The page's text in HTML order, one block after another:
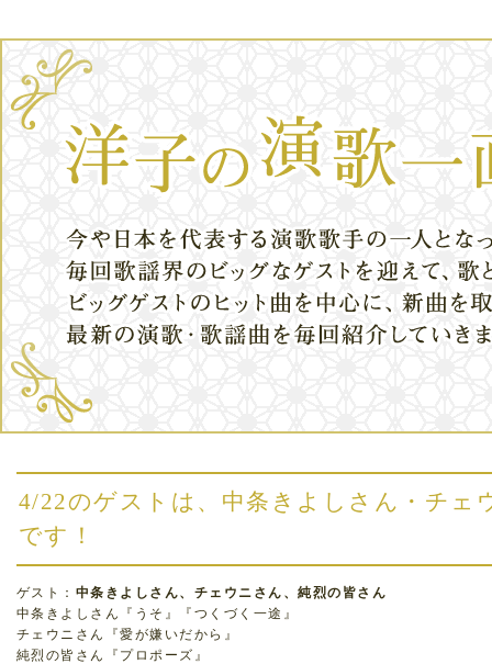
4/22のゲストは、中条きよしさん・チェ
です！
ゲスト： 中条きよしさん、チェウニさん、純烈の皆さん
中条きよしさん『うそ』『つくづく一途』
チェウニさん『愛が嫌いだから』
純烈の皆さん『プロポーズ』